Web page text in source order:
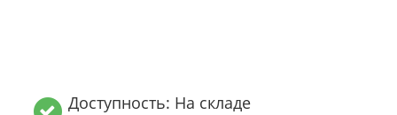
Доступность: На складе